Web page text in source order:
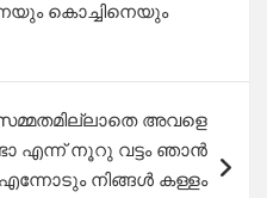
കൊച്ചിനെയും
അവളെ
എന്ന് നൂറു വട്ടം ഞാൻ
നിങ്ങൾ കള്ളം